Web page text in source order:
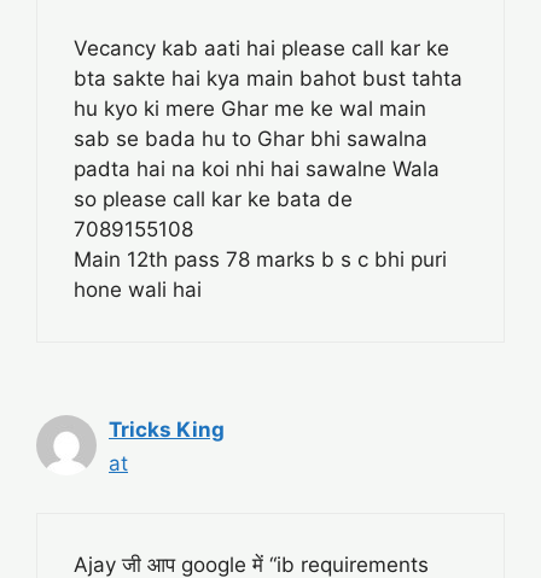
Vecancy kab aati hai please call kar ke
bta sakte hai kya main bahot bust tahta
hu kyo ki mere Ghar me ke wal main
sab se bada hu to Ghar bhi sawalna
padta hai na koi nhi hai sawalne Wala
so please call kar ke bata de
7089155108
Main 12th pass 78 marks b s c bhi puri
hone wali hai
Tricks King
at
Ajay जी आप google में “ib requirements